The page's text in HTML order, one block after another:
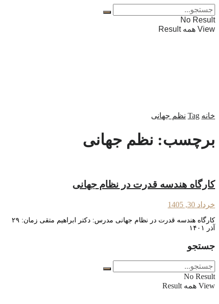
No Result
View همه Result
خانه Tag نظم جهانی
برچسب: نظم جهانی
کارگاه هندسه قدرت در نظام جهانی
خرداد 30, 1405
کارگاه هندسه قدرت در نظام جهانی مدرس: دکتر ابراهیم متقی زمان: ۲۹
آذر ۱۴۰۱
جستجو
No Result
View همه Result